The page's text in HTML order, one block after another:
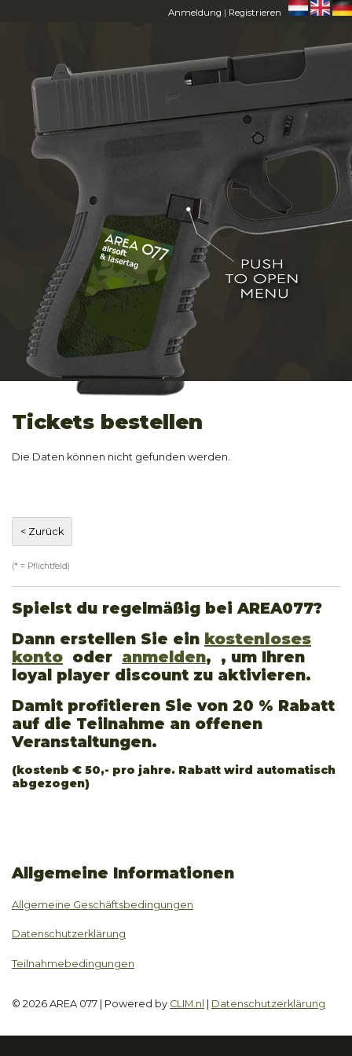
Anmeldung | Registrieren
HOME
AREA 077
MITGLIEDER
CONTACT
Tickets bestellen
Die Daten können nicht gefunden werden.
(* = Pflichtfeld)
Spielst du regelmäßig bei AREA077?
Dann erstellen Sie ein kostenloses
konto oder anmelden, , um Ihren
loyal player discount zu aktivieren.
Damit profitieren Sie von 20 % Rabatt
auf die Teilnahme an offenen
Veranstaltungen.
(kostenb € 50,- pro jahre. Rabatt wird automatisch
abgezogen)
Allgemeine Informationen
Allgemeine Geschäftsbedingungen
Datenschutzerklärung
Teilnahmebedingungen
© 2026 AREA 077 | Powered by CLIM.nl Datenschutzerklärung